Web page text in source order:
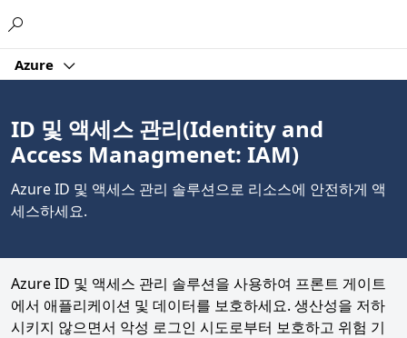
Azure
ID 및 액세스 관리(Identity and
Access Managmenet: IAM)
Azure ID 및 액세스 관리 솔루션으로 리소스에 안전하게 액
세스하세요.
Azure ID 및 액세스 관리 솔루션을 사용하여 프론트 게이트
에서 애플리케이션 및 데이터를 보호하세요. 생산성을 저하
시키지 않으면서 악성 로그인 시도로부터 보호하고 위험 기